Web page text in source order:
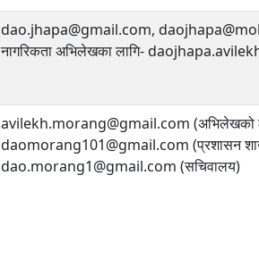
dao.jhapa@gmail.com,
नागरिकता अभिलेखका लागि-
avilekh.morang@gmail.com (अभिलेखको
daomorang101@gmail.com (प्रशासन
dao.morang1@gmail.com (सचिवालय)